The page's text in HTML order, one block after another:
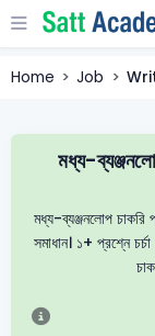
Home Job
মধ্য-
মধ্য-ব্যঞ্জনলোপ চাকরি
সমাধান। ১+ প্রশ্নে